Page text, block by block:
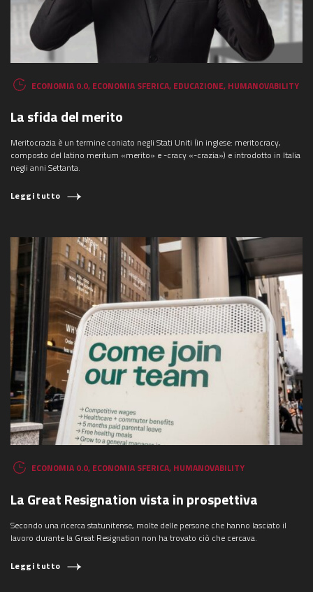
ECONOMIA 0.0, ECONOMIA SFERICA, EDUCAZIONE, HUMANOVABILITY
La sfida del merito
Meritocrazia è un termine coniato negli Stati Uniti (in inglese: meritocracy,
composto del latino meritum «merito» e -cracy «-crazia») e introdotto in Italia
negli anni Settanta.
Leggi tutto
ECONOMIA 0.0, ECONOMIA SFERICA, HUMANOVABILITY
La Great Resignation vista in prospettiva
Secondo una ricerca statunitense, molte delle persone che hanno lasciato il
lavoro durante la Great Resignation non ha trovato ciò che cercava.
Leggi tutto